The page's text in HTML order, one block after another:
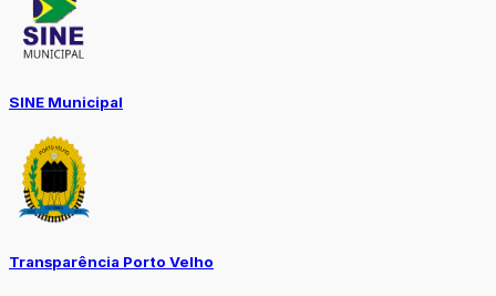
SINE Municipal
Transparência Porto Velho